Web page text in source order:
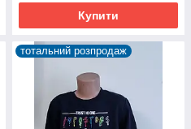
Купити
тотальний розпродаж